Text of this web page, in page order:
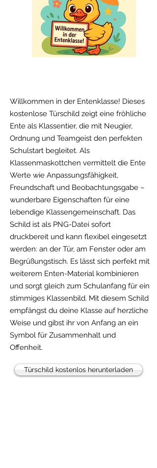
Willkommen in der Entenklasse! Dieses
kostenlose Türschild zeigt eine fröhliche
Ente als Klassentier, die mit Neugier,
Ordnung und Teamgeist den perfekten
Schulstart begleitet. Als
Klassenmaskottchen vermittelt die Ente
Werte wie Anpassungsfähigkeit,
Freundschaft und Beobachtungsgabe –
wunderbare Eigenschaften für eine
lebendige Klassengemeinschaft. Das
Schild ist als PNG-Datei sofort
druckbereit und kann flexibel eingesetzt
werden: an der Tür, am Fenster oder am
Begrüßungstisch. Es lässt sich perfekt mit
weiterem Enten-Material kombinieren
und sorgt gleich zum Schulanfang für ein
stimmiges Klassenbild. Mit diesem Schild
empfängst du deine Klasse auf herzliche
Weise und gibst ihr von Anfang an ein
Symbol für Zusammenhalt und
Offenheit.
Türschild kostenlos herunterladen